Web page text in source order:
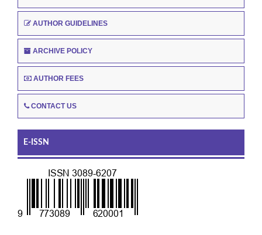
AUTHOR GUIDELINES
ARCHIVE POLICY
AUTHOR FEES
CONTACT US
E-ISSN